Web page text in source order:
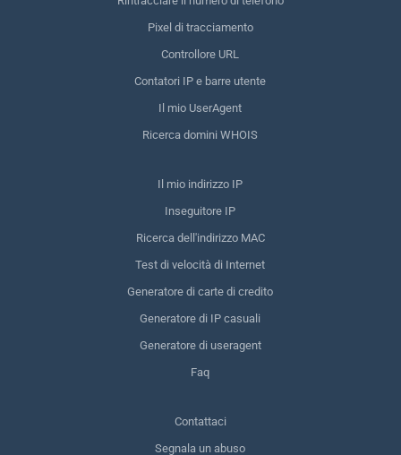
Pixel di tracciamento
Controllore URL
Contatori IP e barre utente
Il mio UserAgent
Ricerca domini WHOIS
Il mio indirizzo IP
Inseguitore IP
Ricerca dell'indirizzo MAC
Test di velocità di Internet
Generatore di carte di credito
Generatore di IP casuali
Generatore di useragent
Faq
Contattaci
Segnala un abuso